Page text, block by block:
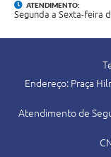
ATENDIMENTO:
Segunda a Sexta-feira
Endereço: Praça
Atendimento de